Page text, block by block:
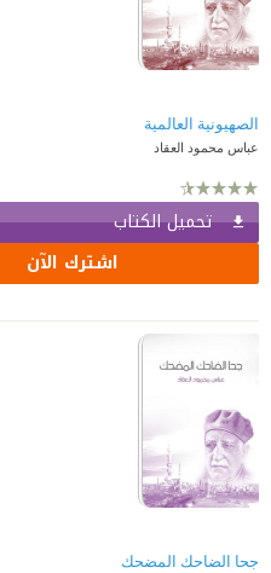
الصهيونية العالمية
عباس محمود العقاد
تحميل الكتاب
اشترك الآن
جحا الضاحك المضحك